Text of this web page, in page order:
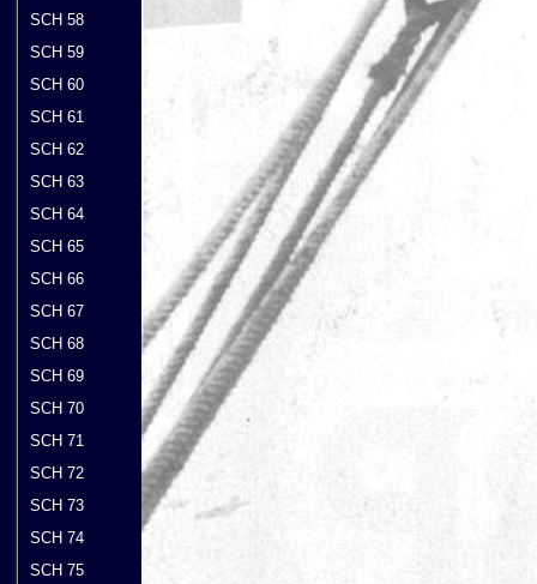
SCH 58
SCH 59
SCH 60
SCH 61
SCH 62
SCH 63
SCH 64
SCH 65
SCH 66
SCH 67
SCH 68
SCH 69
SCH 70
SCH 71
SCH 72
SCH 73
SCH 74
SCH 75